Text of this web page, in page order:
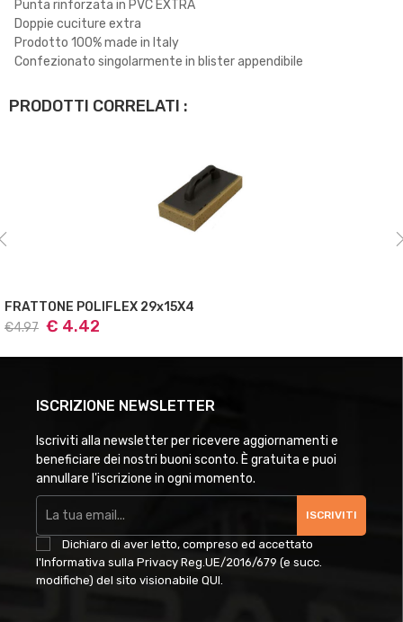
Punta rinforzata in PVC EXTRA
Doppie cuciture extra
Prodotto 100% made in Italy
Confezionato singolarmente in blister appendibile
PRODOTTI CORRELATI :
FRATTONE POLIFLEX 29x15X4
€4.97 € 4.42
ISCRIZIONE NEWSLETTER
Iscriviti alla newsletter per ricevere aggiornamenti e
beneficiare dei nostri buoni sconto. È gratuita e puoi
annullare l'iscrizione in ogni momento.
ISCRIVITI
Dichiaro di aver letto, compreso ed accettato
l'Informativa sulla Privacy Reg.UE/2016/679 (e succ.
modifiche) del sito visionabile QUI